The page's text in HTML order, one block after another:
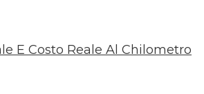
E Costo Reale Al Chilometro